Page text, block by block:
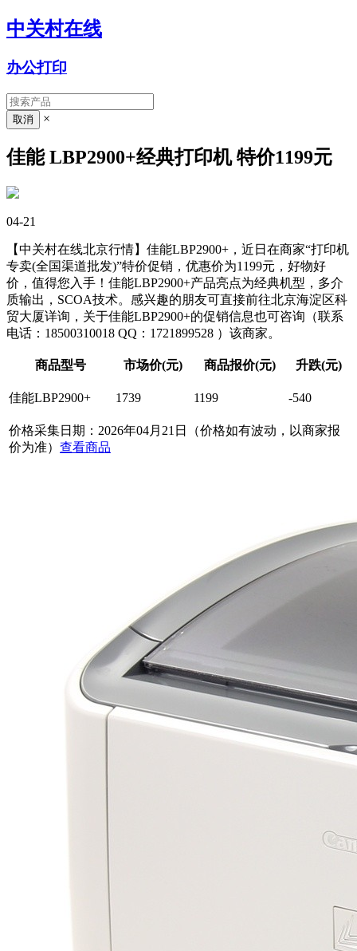
中关村在线
办公打印
×
佳能 LBP2900+经典打印机 特价1199元
04-21
【中关村在线北京行情】佳能LBP2900+，近日在商家“打印机
专卖(全国渠道批发)”特价促销，优惠价为1199元，好物好
价，值得您入手！佳能LBP2900+产品亮点为经典机型，多介
质输出，SCOA技术。感兴趣的朋友可直接前往北京海淀区科
贸大厦详询，关于佳能LBP2900+的促销信息也可咨询（联系
电话：18500310018 QQ：1721899528 ）该商家。
商品型号 市场价(元) 商品报价(元) 升跌(元)
佳能LBP2900+ 1739 1199 -540
价格采集日期：2026年04月21日（价格如有波动，以商家报
价为准） 查看商品